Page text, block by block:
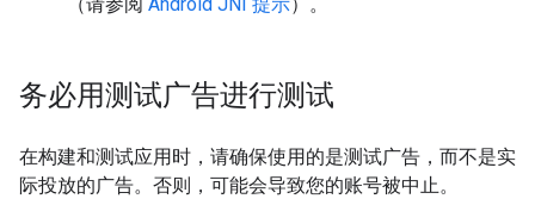
务必用测试广告进行测试
在构建和测试应用时，请确保使用的是测试广告，而不是实
际投放的广告。否则，可能会导致您的账号被中止。